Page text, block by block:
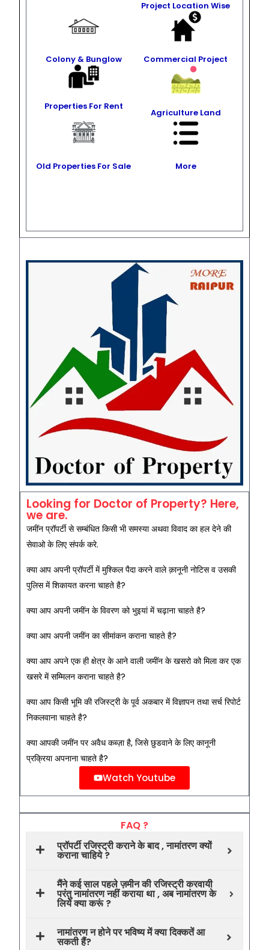
Project Location Wise
Colony & Bunglow Commercial Project
Properties For Rent
Agriculture Land
Old Properties For Sale More
Looking for Doctor of Property? Here,
we are.
जमींन प्रॉपर्टी से सम्बंधित किसी भी समस्या अथवा विवाद का हल देने की
सेवाओ के लिए संपर्क करे.
क्या आप अपनी प्रॉपर्टी में मुश्किल पैदा करने वाले क़ानूनी नोटिस व उसकी
पुलिस में शिकायत करना चाहते है?
क्या आप अपनी जमींन के विवरण को भुइयां में चढ़ाना चाहते है?
क्या आप अपनी जमींन का सीमांकन कराना चाहते है?
क्या आप अपने एक ही क्षेत्र के आने वाली जमींन के खसरो को मिला कर एक
खसरे में सम्मिलन कराना चाहते है?
क्या आप किसी भूमि की रजिस्ट्री के पूर्व अकबार में विज्ञापन तथा सर्च रिपोर्ट
निकलवाना चाहते है?
क्या आपकी जमींन पर अवैध कब्ज़ा है, जिसे छुडवाने के लिए कानूनी
प्रक्रिया अपनाना चाहते है?
Watch Youtube
FAQ ?
प्रॉपर्टी रजिस्ट्री कराने के बाद , नामांतरण क्यों
कराना चाहिये ?
मैंने कई साल पहले ज़मीन की रजिस्ट्री करवायी
परंतु नामांतरण नहीं कराया था , अब नामांतरण के
लिये क्या करूं ?
नामांतरण न होने पर भविष्य में क्या दिक्कतें आ
सकती हैं?